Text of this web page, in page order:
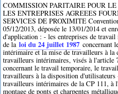
COMMISSION PARITAIRE POUR
LES ENTREPRISES AGREEES
SERVICES DE PROXIMITE
05/12/2013, déposée le 13/01/2014 et
d'application : - les entreprises de
de la loi du 24 juillet 1987 concernant
intérimaire et la mise de travailleurs à
travailleurs intérimaires, visés à l'article
concernant le travail temporaire, le
travailleurs à la disposition
travailleurs intérimaires de la CP 111, à
montage de ponts et charpentes